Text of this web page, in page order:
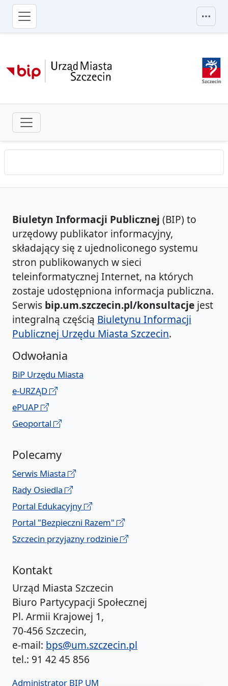
przejdź do głównego menu
Biuletyn Informacji Publicznej (BIP) to
urzędowy publikator informacyjny,
składający się z ujednoliconego systemu
stron publikowanych w sieci
teleinformatycznej Internet, na których
zostaje udostępniona informacja publiczna.
Serwis bip.um.szczecin.pl/konsultacje jest
integralną częścią Biuletynu Informacji
Publicznej Urzędu Miasta Szczecin.
Odwołania
BiP Urzędu Miasta
e-URZĄD
ePUAP
Geoportal
Polecamy
Serwis Miasta
Rady Osiedla
Portal Edukacyjny
Portal "Bezpieczni Razem"
Szczecin przyjazny rodzinie
Kontakt
Urząd Miasta Szczecin
Biuro Partycypacji Społecznej
Pl. Armii Krajowej 1,
70-456 Szczecin,
e-mail: bps@um.szczecin.pl
tel.: 91 42 45 856
Administrator BIP UM